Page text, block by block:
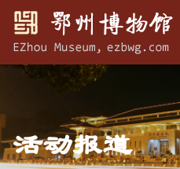
活动报道